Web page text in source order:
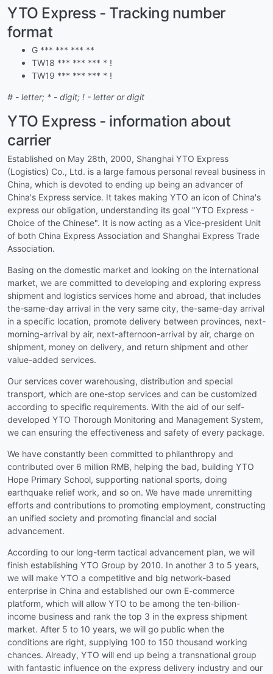
YTO Express - Tracking number
format
G *** *** *** **
TW18 *** *** *** * !
TW19 *** *** *** * !
# - letter; * - digit; ! - letter or digit
YTO Express - information about
carrier
Established on May 28th, 2000, Shanghai YTO Express
(Logistics) Co., Ltd. is a large famous personal reveal business in
China, which is devoted to ending up being an advancer of
China's Express service. It takes making YTO an icon of China's
express our obligation, understanding its goal "YTO Express -
Choice of the Chinese". It is now acting as a Vice-president Unit
of both China Express Association and Shanghai Express Trade
Association.
Basing on the domestic market and looking on the international
market, we are committed to developing and exploring express
shipment and logistics services home and abroad, that includes
the-same-day arrival in the very same city, the-same-day arrival
in a specific location, promote delivery between provinces, next-
morning-arrival by air, next-afternoon-arrival by air, charge on
shipment, money on delivery, and return shipment and other
value-added services.
Our services cover warehousing, distribution and special
transport, which are one-stop services and can be customized
according to specific requirements. With the aid of our self-
developed YTO Thorough Monitoring and Management System,
we can ensuring the effectiveness and safety of every package.
We have constantly been committed to philanthropy and
contributed over 6 million RMB, helping the bad, building YTO
Hope Primary School, supporting national sports, doing
earthquake relief work, and so on. We have made unremitting
efforts and contributions to promoting employment, constructing
an unified society and promoting financial and social
advancement.
According to our long-term tactical advancement plan, we will
finish establishing YTO Group by 2010. In another 3 to 5 years,
we will make YTO a competitive and big network-based
enterprise in China and established our own E-commerce
platform, which will allow YTO to be among the ten-billion-
income business and rank the top 3 in the express shipment
market. After 5 to 10 years, we will go public when the
conditions are right, supplying 100 to 150 thousand working
chances. Already, YTO will end up being a transnational group
with fantastic influence on the express delivery industry and our